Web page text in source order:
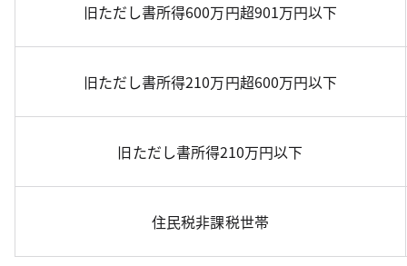
旧ただし書所得600万円超901万円以下
旧ただし書所得210万円超600万円以下
旧ただし書所得210万円以下
住民税非課税世帯